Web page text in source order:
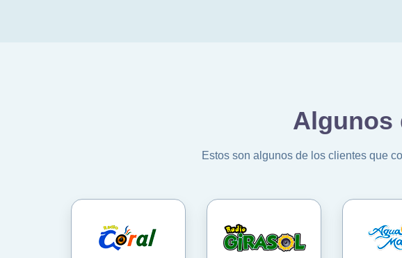
Algunos
Estos son algunos de los clientes que